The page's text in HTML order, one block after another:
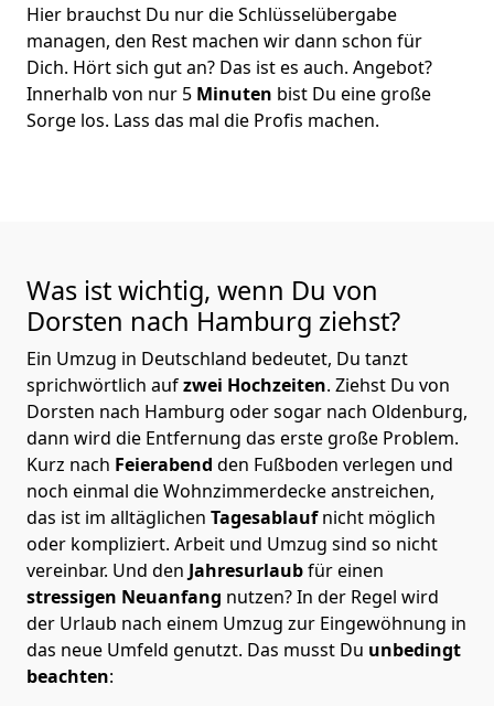
Hier brauchst Du nur die Schlüsselübergabe
managen, den Rest machen wir dann schon für
Dich. Hört sich gut an? Das ist es auch. Angebot?
Innerhalb von nur 5 Minuten bist Du eine große
Sorge los. Lass das mal die Profis machen.
Was ist wichtig, wenn Du von
Dorsten nach Hamburg ziehst?
Ein Umzug in Deutschland bedeutet, Du tanzt
sprichwörtlich aufzwei Hochzeiten. Ziehst Du von
Dorsten nach Hamburg oder sogar nach Oldenburg,
dann wird die Entfernung das erste große Problem.
Kurz nach Feierabend den Fußboden verlegen und
noch einmal die Wohnzimmerdecke anstreichen,
das ist im alltäglichen Tagesablaufnicht möglich
oder kompliziert. Arbeit und Umzug sind so nicht
vereinbar. Und den Jahresurlaubfür einen
stressigen Neuanfang nutzen? In der Regel wird
der Urlaub nach einem Umzug zur Eingewöhnung in
das neue Umfeld genutzt. Das musst Du unbedingt
beachten: